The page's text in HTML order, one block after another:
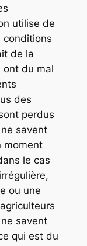
utilise de
conditions
de la
ont du mal
des
perdus
savent
moment
le cas
ou une
savent
qui est du